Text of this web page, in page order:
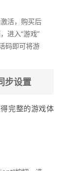
活，购买后
进入“游戏”
码即可将游
步设置
完整的游戏体